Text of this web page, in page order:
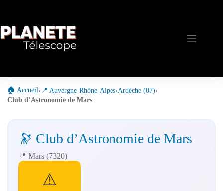
🏠 Accueil› 📍 Auvergne-Rhône-Alpes›Ardèche (07)›
Club d’Astronomie de Mars
🔭 Club d’Astronomie de Mars
📍 Mars (7320)
⚠️